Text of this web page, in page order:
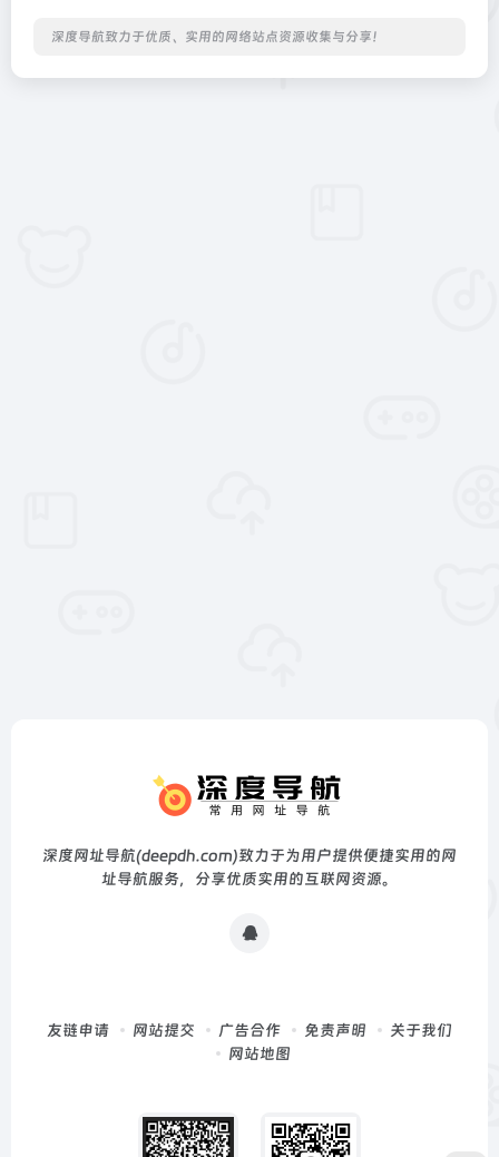
深度导航致力于优质、实用的网络站点资源收集与分享！
深度网址导航(deepdh.com)致力于为用户提供便捷实用的网
址导航服务，分享优质实用的互联网资源。
友链申请 网站提交 广告合作 免责声明
关于我们
网站地图